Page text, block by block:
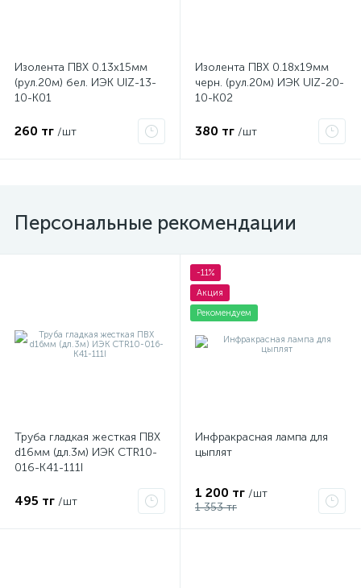
Изолента ПВХ 0.13х15мм
(рул.20м) бел. ИЭК UIZ-13-
10-K01
260 тг /шт
Изолента ПВХ 0.18х19мм
черн. (рул.20м) ИЭК UIZ-20-
10-K02
380 тг /шт
Персональные рекомендации
Труба гладкая жесткая ПВХ
d16мм (дл.3м) ИЭК CTR10-
016-K41-111I
495 тг /шт
-11%
Акция
Рекомендуем
Инфракрасная лампа для
цыплят
1 200 тг /шт
1 353 тг